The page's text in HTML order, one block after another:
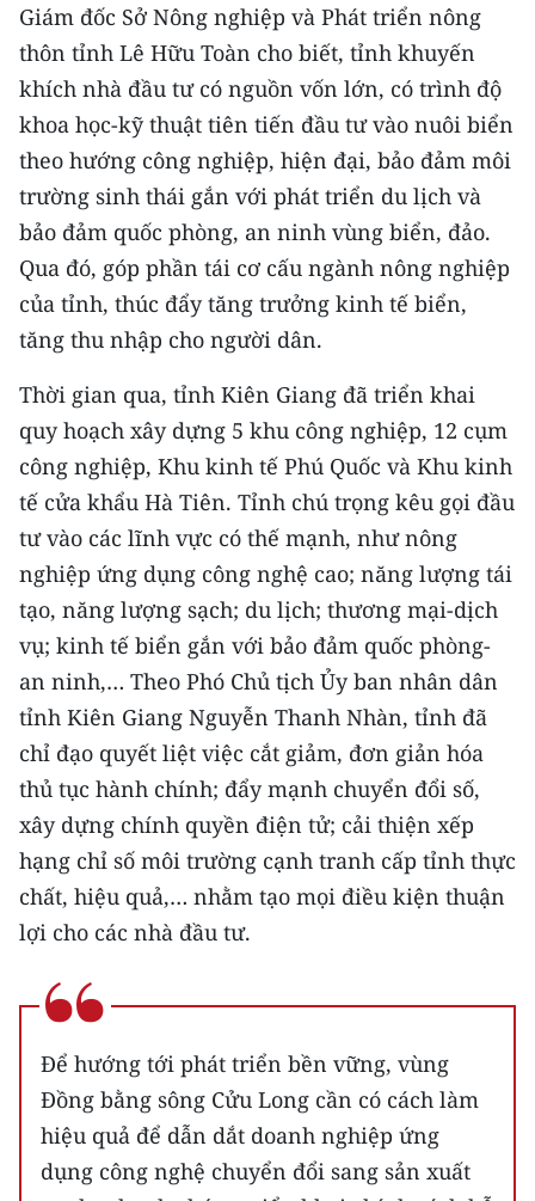
Giám đốc Sở Nông nghiệp và Phát triển nông
thôn tỉnh Lê Hữu Toàn cho biết, tỉnh khuyến
khích nhà đầu tư có nguồn vốn lớn, có trình độ
khoa học-kỹ thuật tiên tiến đầu tư vào nuôi biển
theo hướng công nghiệp, hiện đại, bảo đảm môi
trường sinh thái gắn với phát triển du lịch và
bảo đảm quốc phòng, an ninh vùng biển, đảo.
Qua đó, góp phần tái cơ cấu ngành nông nghiệp
của tỉnh, thúc đẩy tăng trưởng kinh tế biển,
tăng thu nhập cho người dân.
Thời gian qua, tỉnh Kiên Giang đã triển khai
quy hoạch xây dựng 5 khu công nghiệp, 12 cụm
công nghiệp, Khu kinh tế Phú Quốc và Khu kinh
tế cửa khẩu Hà Tiên. Tỉnh chú trọng kêu gọi đầu
tư vào các lĩnh vực có thế mạnh, như nông
nghiệp ứng dụng công nghệ cao; năng lượng tái
tạo, năng lượng sạch; du lịch; thương mại-dịch
vụ; kinh tế biển gắn với bảo đảm quốc phòng-
an ninh,… Theo Phó Chủ tịch Ủy ban nhân dân
tỉnh Kiên Giang Nguyễn Thanh Nhàn, tỉnh đã
chỉ đạo quyết liệt việc cắt giảm, đơn giản hóa
thủ tục hành chính; đẩy mạnh chuyển đổi số,
xây dựng chính quyền điện tử; cải thiện xếp
hạng chỉ số môi trường cạnh tranh cấp tỉnh thực
chất, hiệu quả,… nhằm tạo mọi điều kiện thuận
lợi cho các nhà đầu tư.
Để hướng tới phát triển bền vững, vùng
Đồng bằng sông Cửu Long cần có cách làm
hiệu quả để dẫn dắt doanh nghiệp ứng
dụng công nghệ chuyển đổi sang sản xuất